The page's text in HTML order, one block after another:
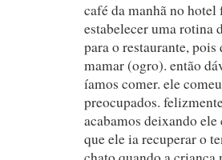
café da manhã no
estabelecer uma rotina
para o restaurante,
mamar (ogro). então
íamos comer. ele
preocupados.
acabamos deixando
que ele ia recuperar o